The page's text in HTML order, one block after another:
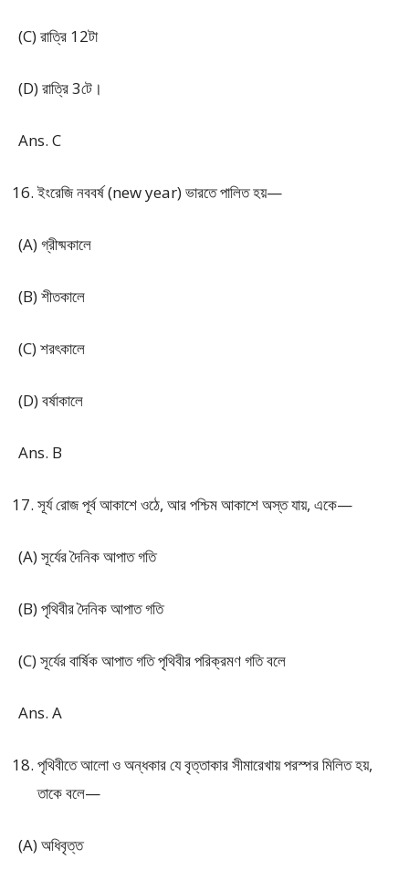
(C) রাত্রি 12টা
(D) রাত্রি 3টে।
Ans. C
ইংরেজি নববর্ষ (new year) ভারতে পালিত হয়—
(A) গ্রীষ্মকালে
(B) শীতকালে
(C) শরৎকালে
(D) বর্ষাকালে
Ans. B
সূর্য রোজ পূর্ব আকাশে ওঠে, আর পশ্চিম আকাশে অস্ত যায়, একে—
(A) সূর্যের দৈনিক আপাত গতি
(B) পৃথিবীর দৈনিক আপাত গতি
(C) সূর্যের বার্ষিক আপাত গতি পৃথিবীর পরিক্রমণ গতি বলে
Ans. A
পৃথিবীতে আলো ও অন্ধকার যে বৃত্তাকার সীমারেখায় পরস্পর মিলিত হয়,
তাকে বলে—
(A) অধিবৃত্ত